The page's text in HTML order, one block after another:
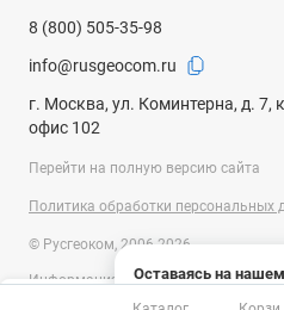
Оставаясь на
на использование
8 (800) 505-35-98
info@rusgeocom.ru
г. Москва, ул. Коминтерна, д. 7,
офис 102
Перейти на полную версию сайта
Политика обработки персональных
© Русгеоком, 2006-2026
Информация на сайте носит
публичной офертой, определяемой